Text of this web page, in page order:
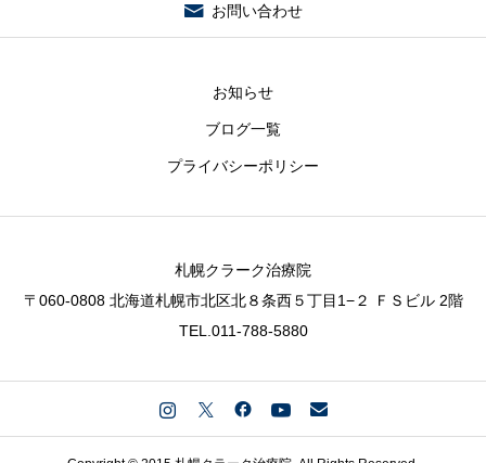
お問い合わせ
お知らせ
ブログ一覧
プライバシーポリシー
札幌クラーク治療院
〒060-0808 北海道札幌市北区北８条西５丁目1−２ ＦＳビル 2階
TEL. 011-788-5880